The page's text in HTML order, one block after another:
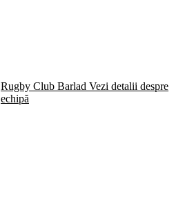
Rugby Club Barlad Vezi detalii despre
echipă